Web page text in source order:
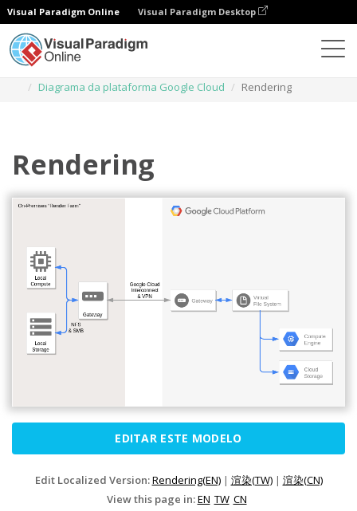
Visual Paradigm Online Visual Paradigm Desktop
Diagrama da plataforma Google Cloud
Rendering
Rendering
EDITAR ESTE MODELO
Edit Localized Version:Rendering(EN)| 渲染(TW)| 渲染(CN)
View this page in:EN TW CN